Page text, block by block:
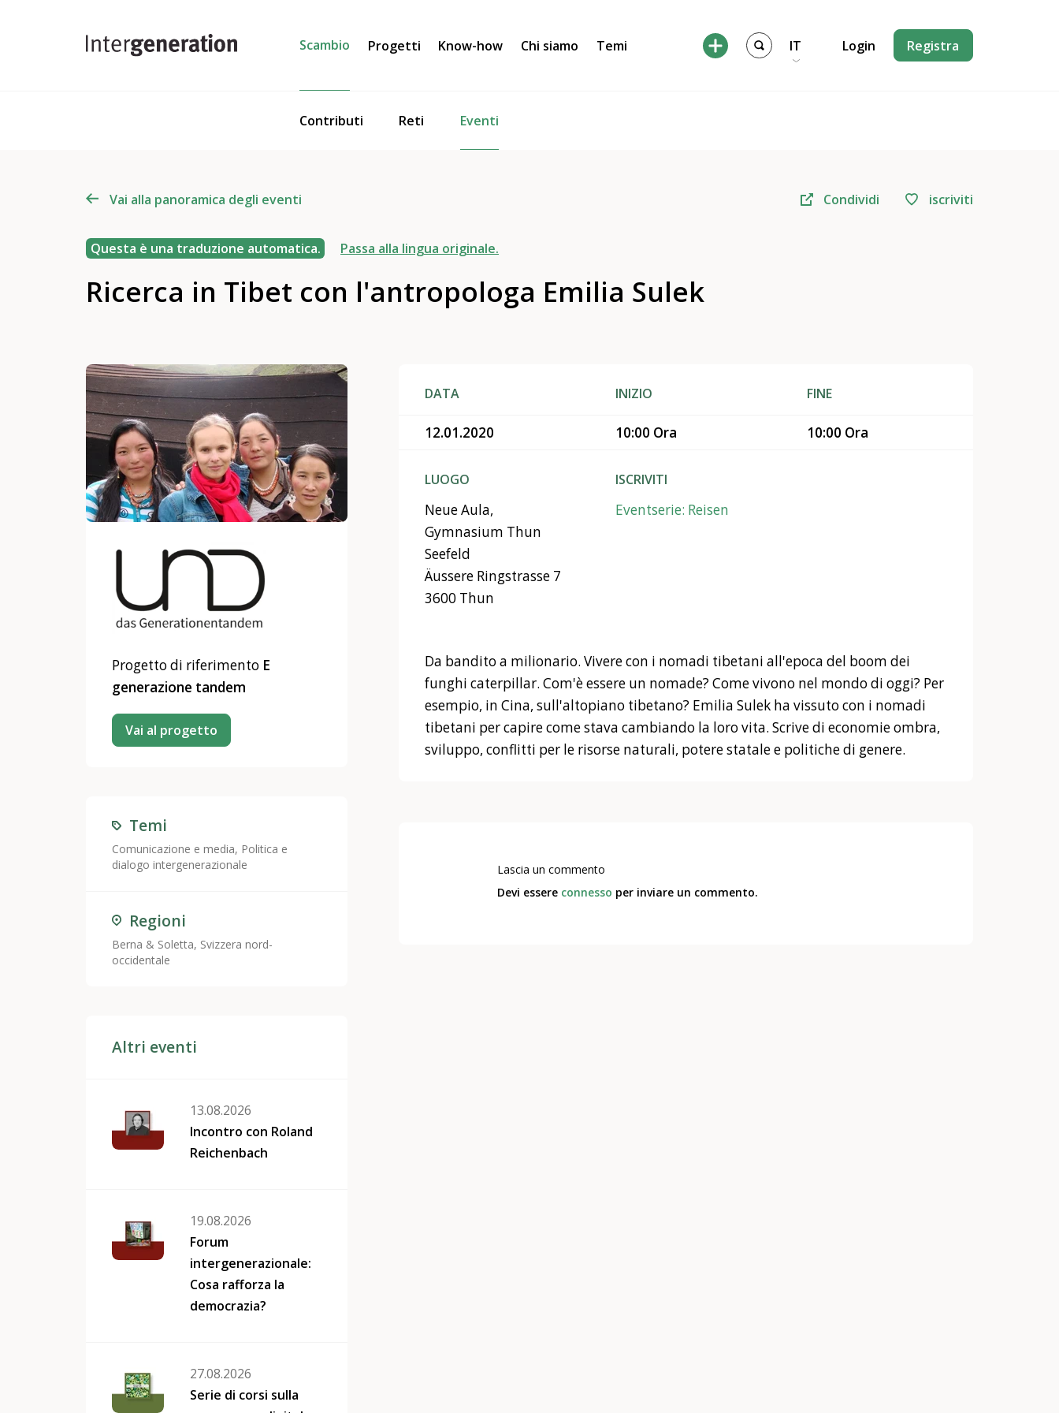
Scambio
Contributi Reti Eventi
Progetti Know-how Chi siamo Temi IT Login Registra
Vai alla panoramica degli eventi Condividi iscriviti
Questa è una traduzione automatica. Passa alla lingua originale.
Ricerca in Tibet con l'antropologa Emilia Sulek
Progetto di riferimento E
generazione tandem
Vai al progetto
Temi
Comunicazione e media, Politica e
dialogo intergenerazionale
Regioni
Berna & Soletta, Svizzera nord-
occidentale
Altri eventi
13.08.2026
Incontro con Roland
Reichenbach
19.08.2026
Forum
intergenerazionale:
Cosa rafforza la
democrazia?
27.08.2026
Serie di corsi sulla
DATA INIZIO FINE
12.01.2020 10:00 Ora 10:00 Ora
LUOGO
Neue Aula,
Gymnasium Thun
Seefeld
Äussere Ringstrasse 7
3600 Thun
ISCRIVITI
Eventserie: Reisen
Da bandito a milionario. Vivere con i nomadi tibetani all'epoca del boom dei
funghi caterpillar. Com'è essere un nomade? Come vivono nel mondo di oggi? Per
esempio, in Cina, sull'altopiano tibetano? Emilia Sulek ha vissuto con i nomadi
tibetani per capire come stava cambiando la loro vita. Scrive di economie ombra,
sviluppo, conflitti per le risorse naturali, potere statale e politiche di genere.
Lascia un commento
Devi essere connesso per inviare un commento.